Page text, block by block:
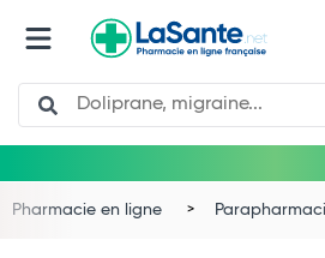
Search
Pharmacie en ligne